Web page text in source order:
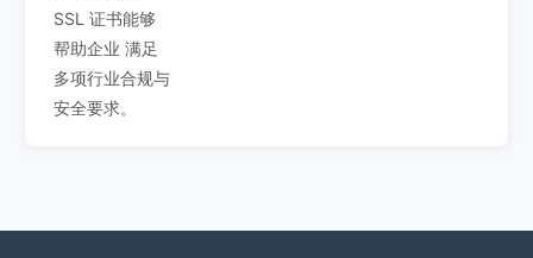
SSL 证书能够
帮助企业 满足
多项行业合规与
安全要求。